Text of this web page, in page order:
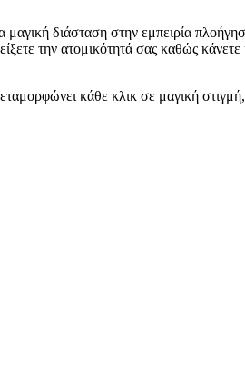
διάσταση στην εμπειρία
την ατομικότητά σας καθώς
κάθε κλικ σε μαγική